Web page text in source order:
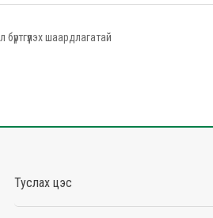
шаардлагатай
Туслах цэс